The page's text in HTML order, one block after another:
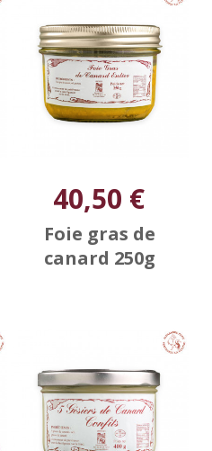
40,50 €
Foie gras de
canard 250g